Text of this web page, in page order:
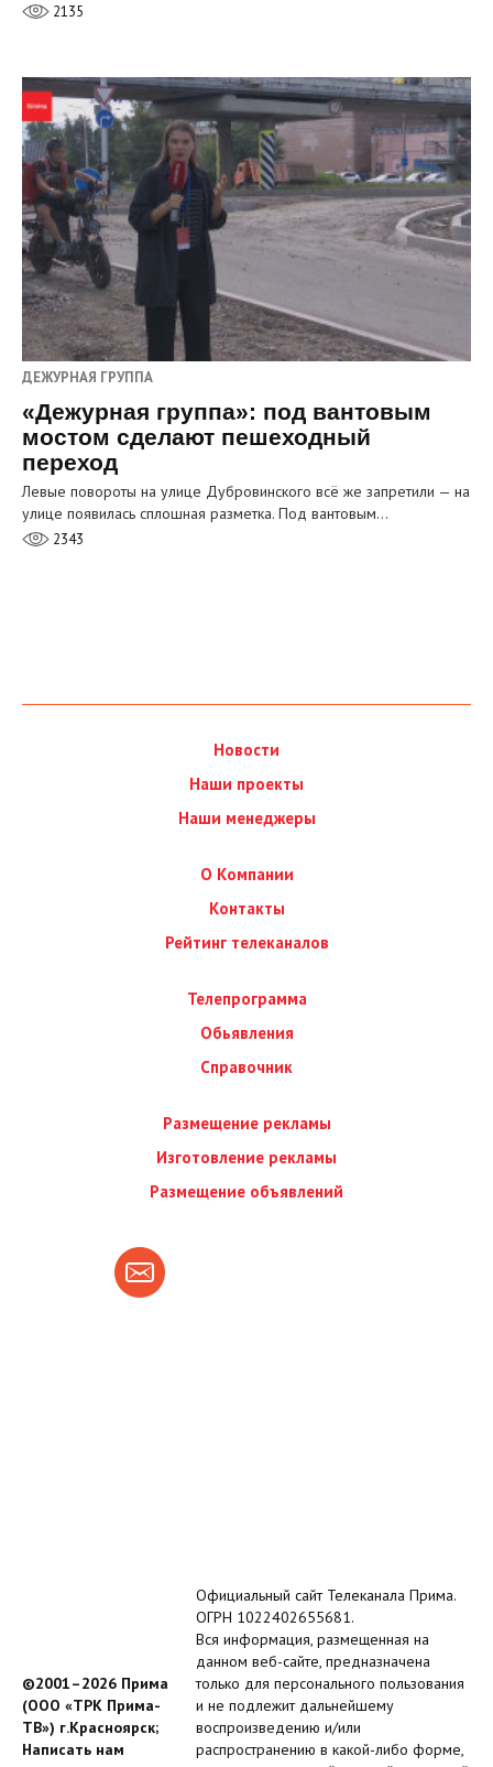
2135
ДЕЖУРНАЯ ГРУППА
«Дежурная группа»: под вантовым
мостом сделают пешеходный
переход
Левые повороты на улице Дубровинского всё же запретили — на
улице появилась сплошная разметка. Под вантовым…
2343
Новости
Наши проекты
Наши менеджеры
О Компании
Контакты
Рейтинг телеканалов
Телепрограмма
Обьявления
Справочник
Размещение рекламы
Изготовление рекламы
Размещение объявлений
©2001–2026 Прима
(ООО «ТРК Прима-
ТВ») г.Красноярск;
Написать нам
Официальный сайт Телеканала Прима.
ОГРН 1022402655681.
Вся информация, размещенная на
данном веб-сайте, предназначена
только для персонального пользования
и не подлежит дальнейшему
воспроизведению и/или
распространению в какой-либо форме,